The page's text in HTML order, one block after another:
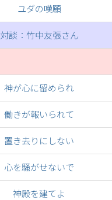
ユダの嘆願
対談：竹中友張さん
神が心に留められ
働きが報いられて
置き去りにしない
心を騒がせないで
神殿を建てよ